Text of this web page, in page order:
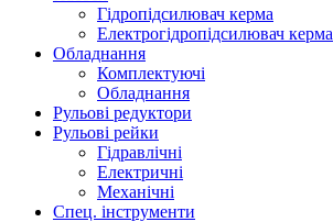
Гідропідсилювач керма
Електрогідропідсилювач керма
Обладнання
Комплектуючі
Обладнання
Рульові редуктори
Рульові рейки
Гідравлічні
Електричні
Механічні
Спец. інструменти